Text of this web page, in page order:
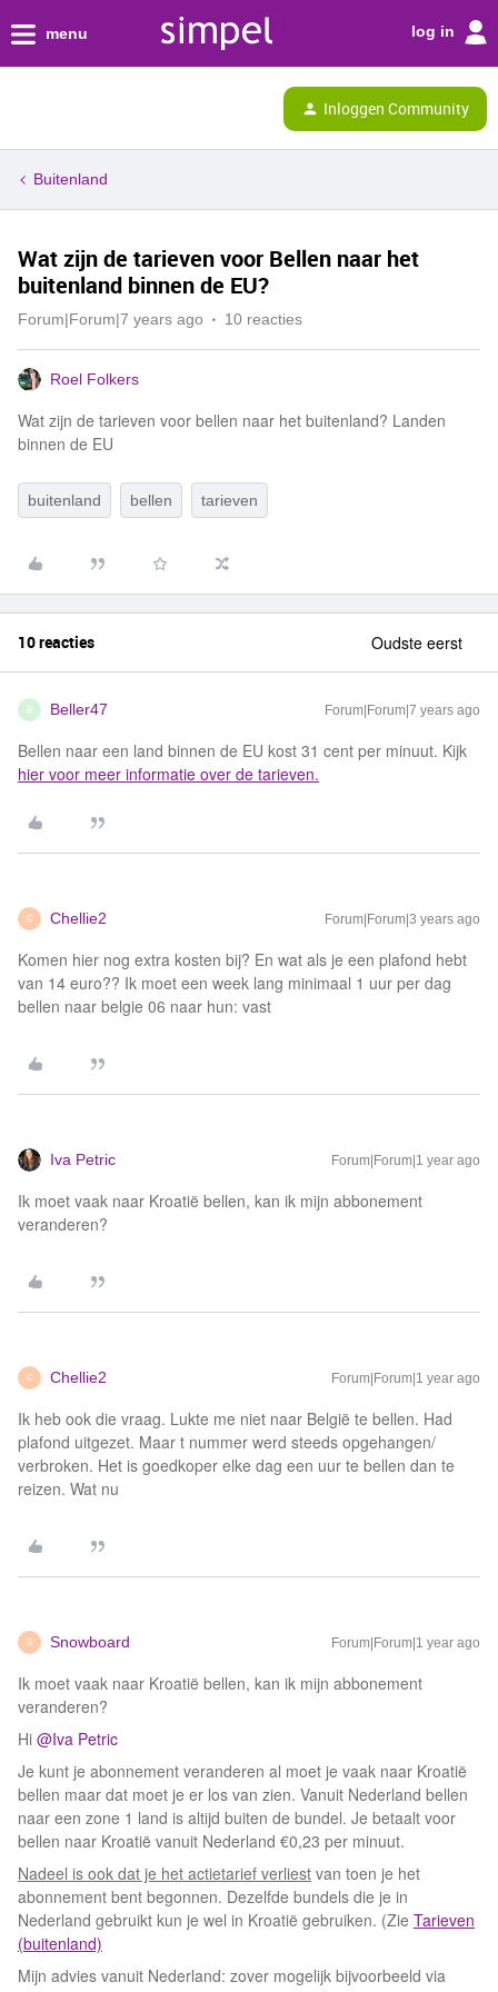
menu log in
Inloggen Community
Buitenland
Wat zijn de tarieven voor Bellen naar het
buitenland binnen de EU?
Forum|Forum|7 years ago 10 reacties
Roel Folkers
Wat zijn de tarieven voor bellen naar het buitenland? Landen
binnen de EU
buitenland bellen tarieven
10 reacties Oudste eerst
B Beller47 Forum|Forum|7 years ago
Bellen naar een land binnen de EU kost 31 cent per minuut. Kijk
hier voor meer informatie over de tarieven.
C Chellie2 Forum|Forum|3 years ago
Komen hier nog extra kosten bij? En wat als je een plafond hebt
van 14 euro?? Ik moet een week lang minimaal 1 uur per dag
bellen naar belgie 06 naar hun: vast
Iva Petric Forum|Forum|1 year ago
Ik moet vaak naar Kroatië bellen, kan ik mijn abbonement
veranderen?
C Chellie2 Forum|Forum|1 year ago
Ik heb ook die vraag. Lukte me niet naar België te bellen. Had
plafond uitgezet. Maar t nummer werd steeds opgehangen/
verbroken. Het is goedkoper elke dag een uur te bellen dan te
reizen. Wat nu
S Snowboard Forum|Forum|1 year ago
Ik moet vaak naar Kroatië bellen, kan ik mijn abbonement
veranderen?
Hi @Iva Petric
Je kunt je abonnement veranderen al moet je vaak naar Kroatië
bellen maar dat moet je er los van zien. Vanuit Nederland bellen
naar een zone 1 land is altijd buiten de bundel. Je betaalt voor
bellen naar Kroatië vanuit Nederland €0,23 per minuut.
Nadeel is ook dat je het actietarief verliest van toen je het
abonnement bent begonnen. Dezelfde bundels die je in
Nederland gebruikt kun je wel in Kroatië gebruiken. (Zie Tarieven
(buitenland)
Mijn advies vanuit Nederland: zover mogelijk bijvoorbeeld via